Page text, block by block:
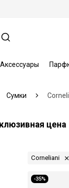
Аксессуары
Сумки
цена
Corneliani
-35%